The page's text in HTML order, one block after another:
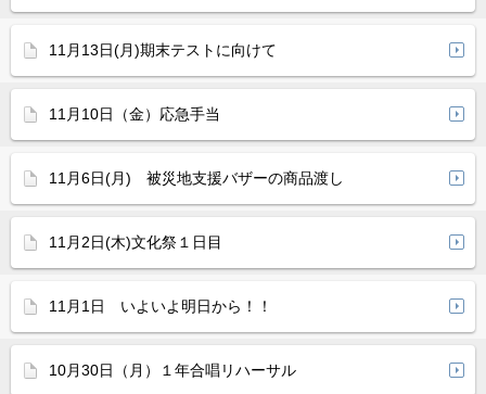
11月13日(月)期末テストに向けて
11月10日（金）応急手当
11月6日(月) 被災地支援バザーの商品渡し
11月2日(木)文化祭１日目
11月1日 いよいよ明日から！！
10月30日（月）１年合唱リハーサル